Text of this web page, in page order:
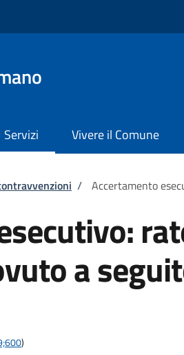
Servizi Vivere il Comune
/ Accertamento
a
)